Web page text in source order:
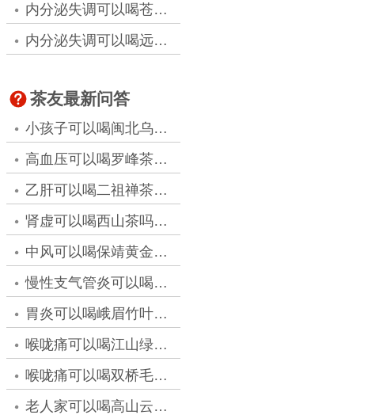
内分泌失调可以喝苍山雪绿吗？
内分泌失调可以喝远安黄茶吗？
茶友最新问答
小孩子可以喝闽北乌龙茶吗？
高血压可以喝罗峰茶吗？
乙肝可以喝二祖禅茶吗？
肾虚可以喝西山茶吗？
中风可以喝保靖黄金茶吗？
慢性支气管炎可以喝顶谷大方茶吗？
胃炎可以喝峨眉竹叶青吗？
喉咙痛可以喝江山绿牡丹吗？
喉咙痛可以喝双桥毛尖吗？
老人家可以喝高山云雾茶吗？